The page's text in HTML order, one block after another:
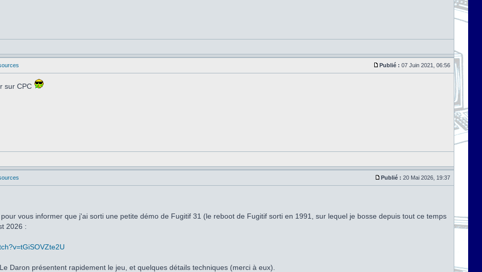
Publié : 07 Juin 2021, 06:56
sur CPC
Publié : 20 Mai 2026, 19:37
vous informer que j'ai sorti une petite démo de Fugitif 31 (le reboot de Fugitif sorti en 1991, sur lequel je bosse depuis tout ce temps
2026 :
Daron présentent rapidement le jeu, et quelques détails techniques (merci à eux).